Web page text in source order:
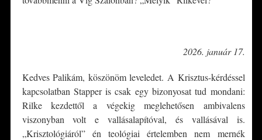
2026. január 17.
Kedves Palikám, köszönöm leveledet. A Krisztus-kérdéssel
kapcsolatban Stapper is csak egy bizonyosat tud mondani:
Rilke kezdettől a végekig meglehetősen ambivalens
viszonyban volt e vallásalapítóval, és vallásával is.
„Krisztológiáról” én teológiai értelemben nem mernék